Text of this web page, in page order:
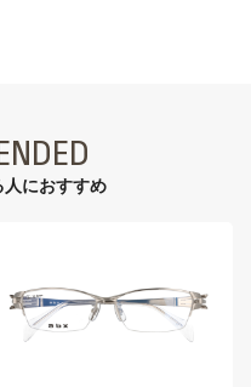
⼈におすすめ